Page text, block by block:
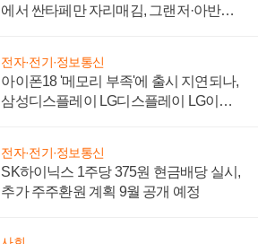
에서 싼타페만 자리매김, 그랜저·아반떼
전자·전기·정보통신
아이폰18 '메모리 부족'에 출시 지연되나,
삼성디스플레이 LG디스플레이 LG이노
전자·전기·정보통신
SK하이닉스 1주당 375원 현금배당 실시,
추가 주주환원 계획 9월 공개 예정